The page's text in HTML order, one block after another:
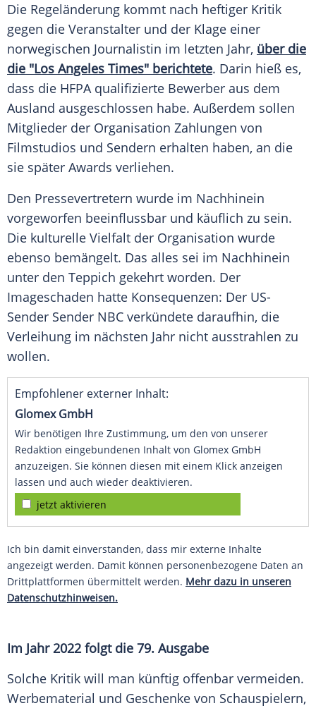
Die Regeländerung kommt nach heftiger Kritik
gegen die Veranstalter und der Klage einer
norwegischen Journalistin im letzten Jahr, über die
die "Los Angeles Times" berichtete. Darin hieß es,
dass die HFPAqualifizierte Bewerber aus dem
Ausland ausgeschlossen habe. Außerdem sollen
Mitglieder der Organisation Zahlungen von
Filmstudios und Sendern erhalten haben, an die
sie später Awards verliehen.
Den Pressevertretern wurde im Nachhinein
vorgeworfen beeinflussbar und käuflich zu sein.
Die kulturelle Vielfalt der Organisation wurde
ebenso bemängelt. Das alles sei im Nachhinein
unter den Teppich gekehrt worden. Der
Imageschaden hatte Konsequenzen: Der US-
Sender Sender NBC verkündete daraufhin, die
Verleihung im nächsten Jahr nicht ausstrahlen zu
wollen.
Empfohlener externer Inhalt:
Glomex GmbH
Wir benötigen Ihre Zustimmung, um den von unserer
Redaktion eingebundenen Inhalt von Glomex GmbH
anzuzeigen. Sie können diesen mit einem Klick anzeigen
lassen und auch wieder deaktivieren.
jetzt aktivieren
Ich bin damit einverstanden, dass mir externe Inhalte
angezeigt werden. Damit können personenbezogene Daten an
Drittplattformen übermittelt werden. Mehr dazu in unseren
Datenschutzhinweisen.
Im Jahr 2022 folgt die 79. Ausgabe
Solche Kritik will man künftig offenbar vermeiden.
Werbematerial und Geschenke von Schauspielern,